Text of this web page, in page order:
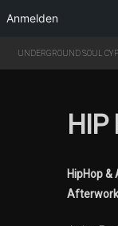
Anmelden
UNDERGROUND SOUL
HIP
HipHop &